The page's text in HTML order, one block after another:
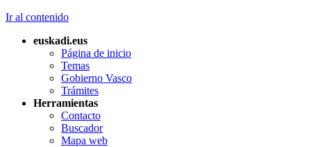
Ir al contenido
euskadi.eus
Página de inicio
Temas
Gobierno Vasco
Trámites
Herramientas
Contacto
Buscador
Mapa web